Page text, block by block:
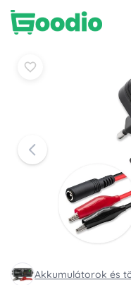
Akkumulátorok és
2 790 Ft